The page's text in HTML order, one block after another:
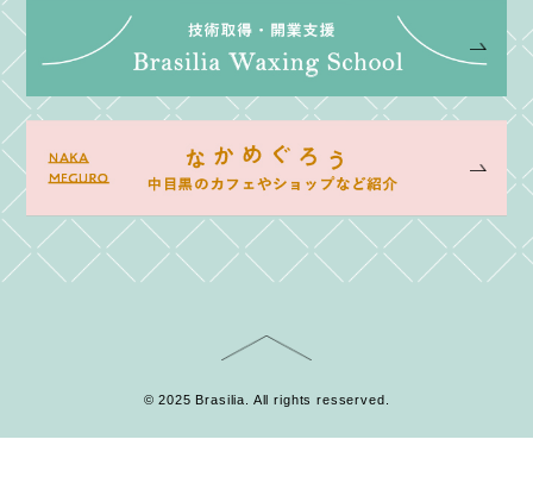
© 2025 Brasilia. All rights resserved.